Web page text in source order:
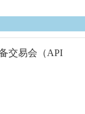
交易会（API